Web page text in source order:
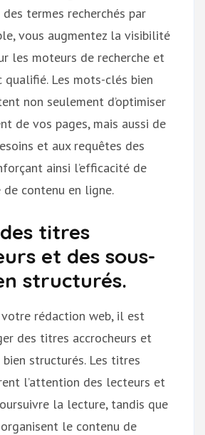
termes recherchés par
vous augmentez la visibilité
les moteurs de recherche et
Les mots-clés bien
non seulement d’optimiser
de vos pages, mais aussi de
et aux requêtes des
ainsi l’efficacité de
contenu en ligne.
titres
et des sous-
structurés.
rédaction web, il est
des titres accrocheurs et
structurés. Les titres
l’attention des lecteurs et
la lecture, tandis que
le contenu de